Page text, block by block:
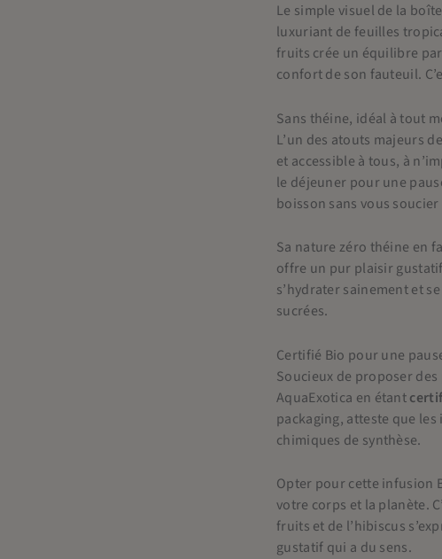
Le simple visuel de la
luxuriant de feuilles
fruits crée un équilibre
confort de son fauteuil.
Sans théine, idéal à tout
L’un des atouts majeurs
et accessible à tous, à
le déjeuner pour une
boisson sans vous
Sa nature zéro théine en
offre un pur plaisir
s’hydrater sainement et
sucrées.
Certifié Bio pour une
Soucieux de proposer
AquaExotica en étant
packaging, atteste que
chimiques de synthèse.
Opter pour cette infusion
votre corps et la planète.
fruits et de l’hibiscus
gustatif qui a du sens.